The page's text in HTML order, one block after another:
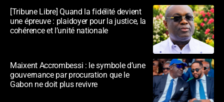
[Tribune Libre] Quand la fidélité devient
une épreuve : plaidoyer pour la justice, la
cohérence et l’unité nationale
Maixent Accrombessi : le symbole d’une
gouvernance par procuration que le
Gabon ne doit plus revivre